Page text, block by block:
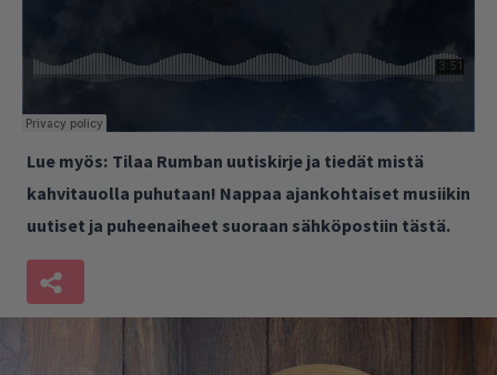
Lue myös: Tilaa Rumban uutiskirje ja tiedät mistä
kahvitauolla puhutaan! Nappaa ajankohtaiset musiikin
uutiset ja puheenaiheet suoraan sähköpostiin tästä.